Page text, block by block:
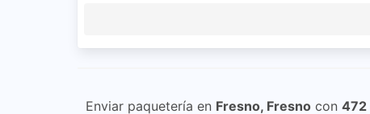
Enviar paquetería en Fresno, Fresno con 472